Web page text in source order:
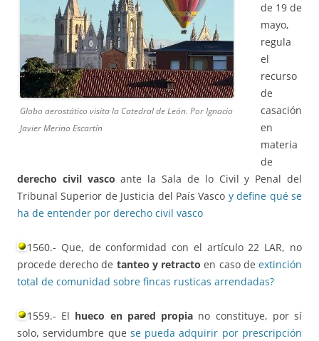
Globo aerostático visita la Catedral de León. Por Ignacio
Javier Merino Escartín
de 19 de
mayo,
regula
el
recurso
de
casación
en
materia
de
derecho civil vasco ante la Sala de lo Civil y Penal del
Tribunal Superior de Justicia del País Vasco y define qué se
ha de entender por derecho civil vasco
1560.- Que, de conformidad con el artículo 22 LAR, no
procede derecho de tanteo y retracto en caso deextinción
total de comunidad sobre fincas rusticas arrendadas?
1559.- El hueco en pared propia no constituye, por sí
solo, servidumbre que se pueda adquirir por prescripción